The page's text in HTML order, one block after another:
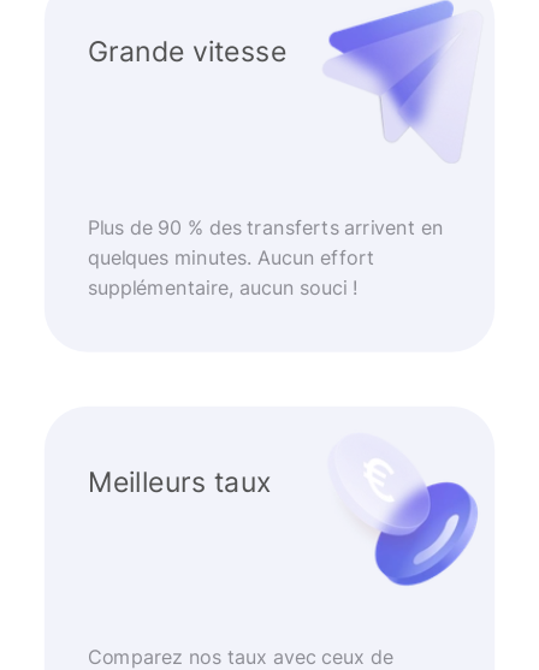
Grande vitesse
Plus de 90 % des transferts arrivent en
quelques minutes. Aucun effort
supplémentaire, aucun souci !
Meilleurs taux
Comparez nos taux avec ceux de